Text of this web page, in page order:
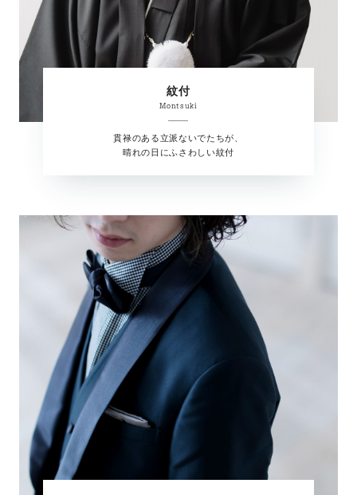
紋付
Montsuki
貫禄のある立派ないでたちが、
晴れの日にふさわしい紋付